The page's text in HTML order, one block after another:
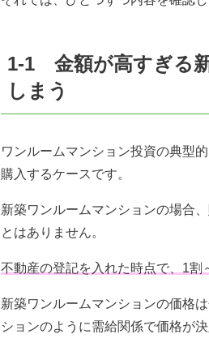
1-1 金額が高すぎる
しまう
ワンルームマンション投資の典型
購入するケースです。
新築ワンルームマンションの場合
とはありません。
不動産の登記を入れた時点で、1割
新築ワンルームマンションの価格
ションのように需給関係で価格が